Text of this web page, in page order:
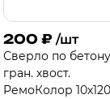
200 ₽ /шт
Сверло по
гран. хвост.
РемоКолор